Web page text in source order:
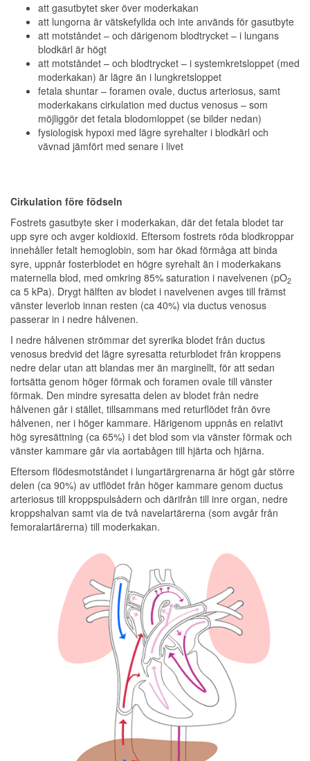
att gasutbytet sker över moderkakan
att lungorna är vätskefyllda och inte används för gasutbyte
att motståndet – och därigenom blodtrycket – i lungans
blodkärl är högt
att motståndet – och blodtrycket – i systemkretsloppet (med
moderkakan) är lägre än i lungkretsloppet
fetala shuntar – foramen ovale, ductus arteriosus, samt
moderkakans cirkulation med ductus venosus – som
möjliggör det fetala blodomloppet (se bilder nedan)
fysiologisk hypoxi med lägre syrehalter i blodkärl och
vävnad jämfört med senare i livet
Cirkulation före födseln
Fostrets gasutbyte sker i moderkakan, där det fetala blodet tar
upp syre och avger koldioxid. Eftersom fostrets röda blodkroppar
innehåller fetalt hemoglobin, som har ökad förmåga att binda
syre, uppnår fosterblodet en högre syrehalt än i moderkakans
maternella blod, med omkring 85% saturation i navelvenen (pO2
ca 5 kPa). Drygt hälften av blodet i navelvenen avges till främst
vänster leverlob innan resten (ca 40%) via ductus venosus
passerar in i nedre hålvenen.
I nedre hålvenen strömmar det syrerika blodet från ductus
venosus bredvid det lägre syresatta returblodet från kroppens
nedre delar utan att blandas mer än marginellt, för att sedan
fortsätta genom höger förmak och foramen ovale till vänster
förmak. Den mindre syresatta delen av blodet från nedre
hålvenen går i stället, tillsammans med returflödet från övre
hålvenen, ner i höger kammare. Härigenom uppnås en relativt
hög syresättning (ca 65%) i det blod som via vänster förmak och
vänster kammare går via aortabågen till hjärta och hjärna.
Eftersom flödesmotståndet i lungartärgrenarna är högt går större
delen (ca 90%) av utflödet från höger kammare genom ductus
arteriosus till kroppspulsådern och därifrån till inre organ, nedre
kroppshalvan samt via de två navelartärerna (som avgår från
femoralartärerna) till moderkakan.